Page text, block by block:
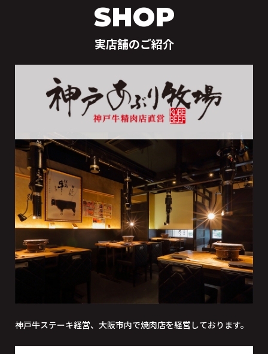
SHOP
実店舗のご紹介
神戸牛ステーキ経営、大阪市内で焼肉店を経営しております。